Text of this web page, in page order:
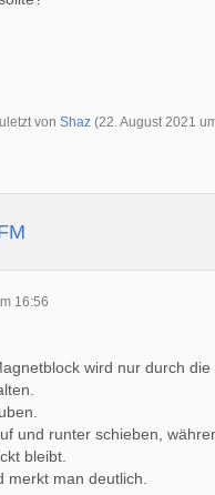
von Shaz (22. August 2021
16:56
wird nur durch
und runter schieben,
bleibt.
merkt man deutlich.